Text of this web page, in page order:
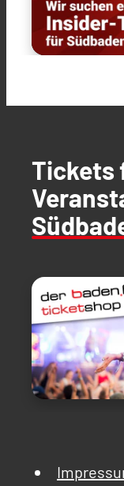
Tickets